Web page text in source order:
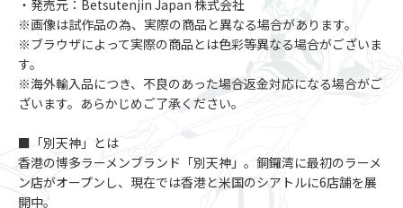
・発売元：Betsutenjin Japan 株式会社
※画像は試作品の為、実際の商品と異なる場合があります。
※ブラウザによって実際の商品とは色彩等異なる場合がございま
す。
※海外輸入品につき、不良のあった場合返金対応になる場合がご
ざいます。あらかじめご了承ください。
■「別天神」とは
香港の博多ラーメンブランド「別天神」。銅鑼湾に最初のラーメ
ン店がオープンし、現在では香港と米国のシアトルに6店舗を展
開中。